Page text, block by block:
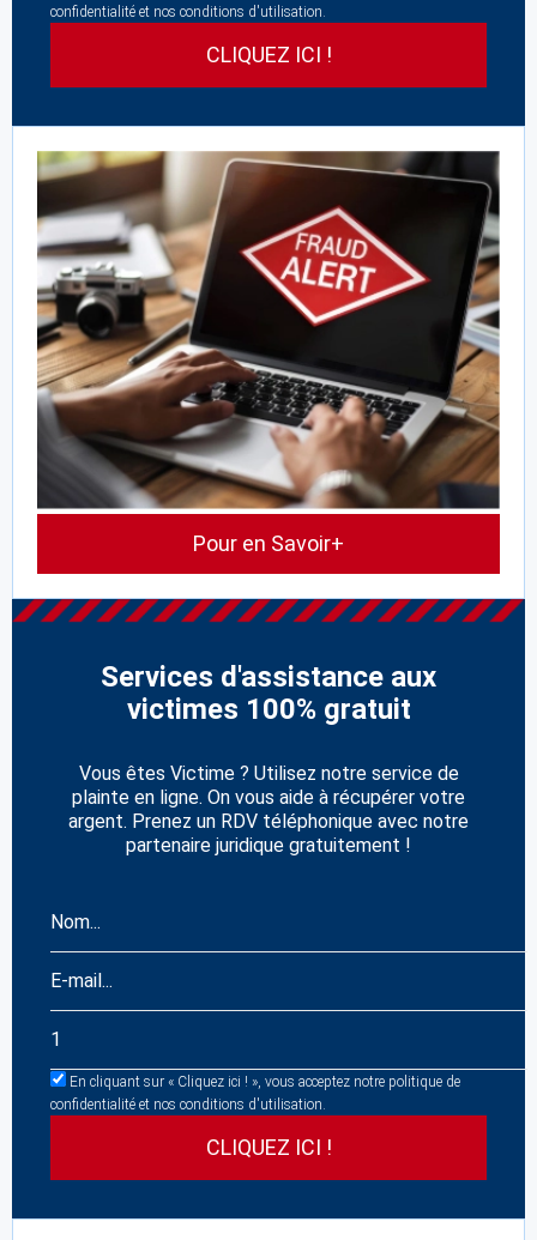
confidentialité et nos conditions d'utilisation.
Pour en Savoir+
Services d'assistance aux
victimes 100% gratuit
Vous êtes Victime ? Utilisez notre service de
plainte en ligne. On vous aide à récupérer votre
argent. Prenez un RDV téléphonique avec notre
partenaire juridique gratuitement !
En cliquant sur « Cliquez ici ! », vous acceptez notre politique de
confidentialité et nos conditions d'utilisation.